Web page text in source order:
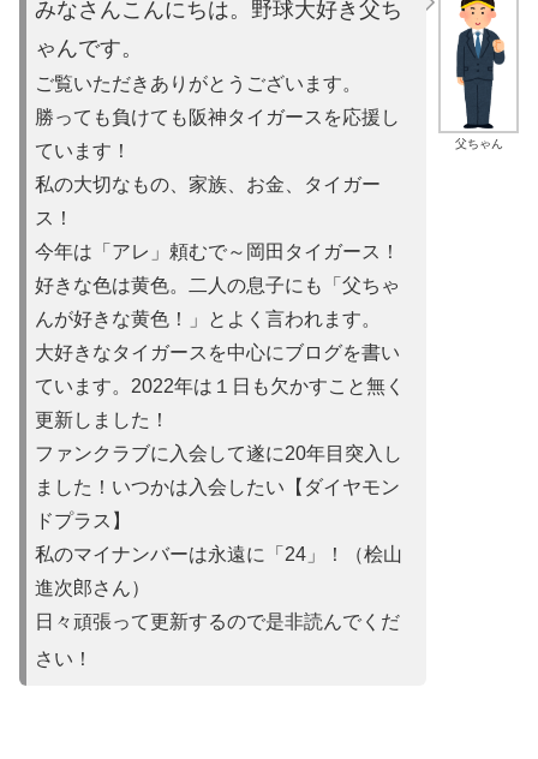
父ちゃん
みなさんこんにちは。野球大好き父ち
ゃんです。
ご覧いただきありがとうございます。
勝っても負けても阪神タイガースを応援し
ています！
私の大切なもの、家族、お金、タイガー
ス！
今年は「アレ」頼むで～岡田タイガース！
好きな色は黄色。二人の息子にも「父ちゃ
んが好きな黄色！」とよ く言われます。
大好きなタイガースを中心にブログを書い
ています。2022年は １日も欠かすこと無く
更新しました！
ファンクラブに入会して遂に20年目突入し
ました！いつかは入会 したい【ダイヤモン
ドプラス】
私のマイナンバーは永遠に「24」！（桧山
進次郎さん）
日々頑張って更新するので是非読んでくだ
さい！